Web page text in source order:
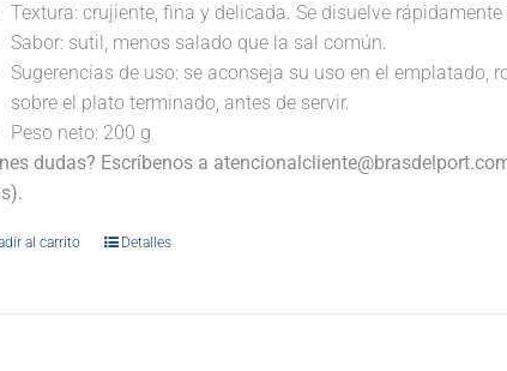
Textura: crujiente, fina y delicada. Se disuelve
Sabor: sutil, menos salado que la sal común.
Sugerencias de uso: se aconseja su uso en el
sobre el plato terminado, antes de servir.
Peso neto: 200 g
dudas? Escríbenos a
al carrito Detalles